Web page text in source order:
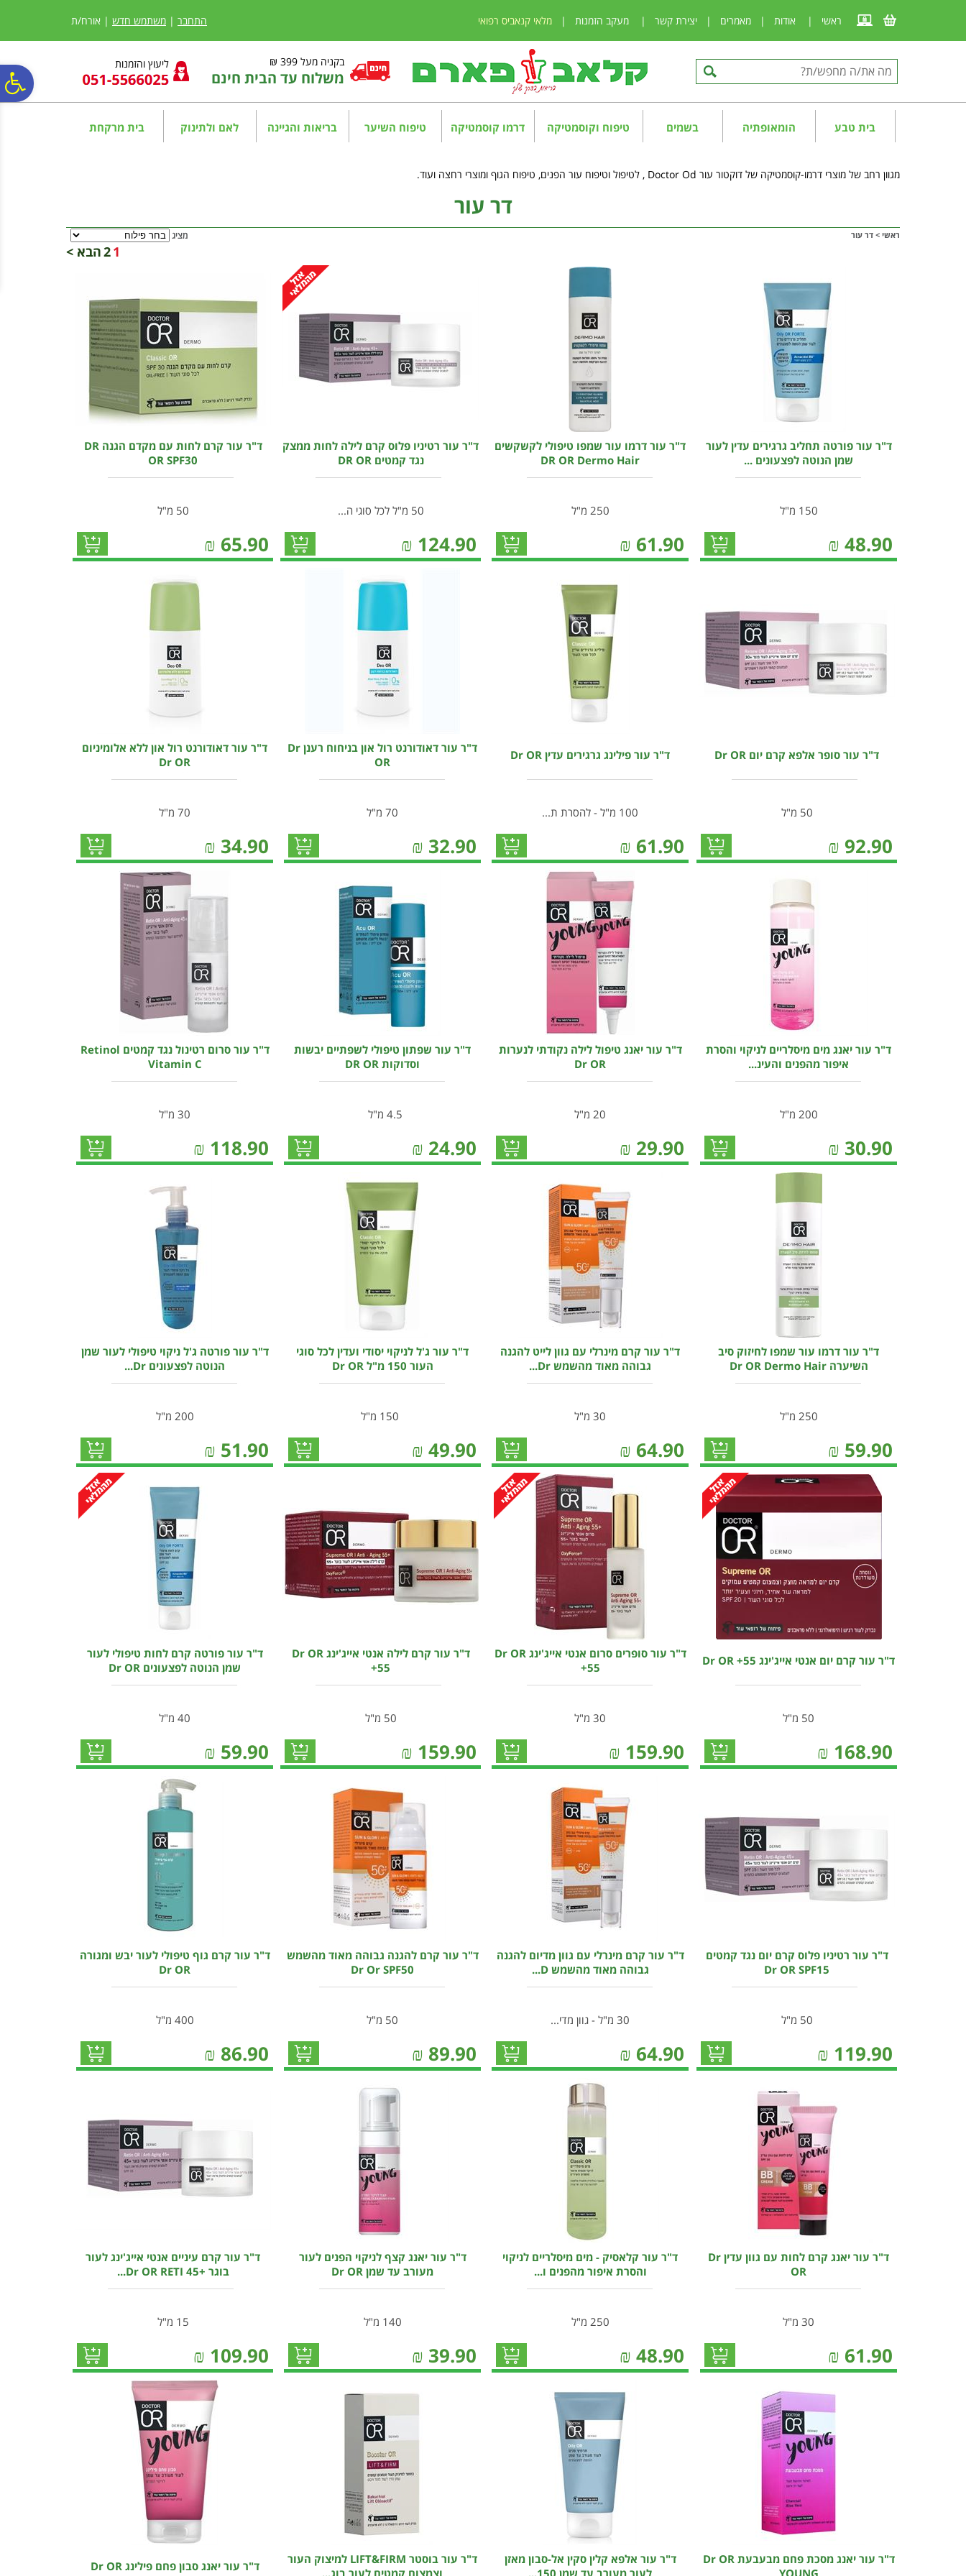
נגישות
אתר
המרכזי
ראשי | אודות | מאמרים | יצירת קשר | מעקב הזמנות | מלאי קנאביס רפואי התחבר | משתמש חדש | אורח/ת
בקניה מעל 399 ₪
משלוח עד הבית חינם
ליעוץ והזמנות
בית טבע הומאופתיה בשמים טיפוח וקוסמטיקה דרמו קוסמטיקה טיפוח השיער בריאות והגיינה לאם ולתינוק בית מרקחת
מגוון רחב של מוצרי דרמו-קוסמטיקה של דוקטור עור Doctor Od , לטיפול וטיפוח עור הפנים, טיפוח הגוף ומוצרי רחצה ועוד.
דר עור
ראשי > דר עור מציג
1
2הבא >
ד"ר עור פורטה תחליב גרגירים עדין לעור
שמן הנוטה לפצעונים ...
150 מ"ל
48.90
₪
ד"ר עור דרמו עור שמפו טיפולי לקשקשים
DR OR Dermo Hair
250 מ"ל
61.90
₪
ד"ר עור רטיניו פלוס קרם לילה לחות ממצק
נגד קמטים DR OR
50 מ"ל לכל סוגי ה...
124.90
₪
ד"ר עור קרם לחות עם מקדם הגנה DR
OR SPF30
50 מ"ל
65.90
₪
ד"ר עור סופר אלפא קרם יום Dr OR
50 מ"ל
92.90
₪
ד"ר עור פילינג גרגירים עדין Dr OR
100 מ"ל - להסרת ת...
61.90
₪
ד"ר עור דאודורנט רול און בניחוח רענן Dr
OR
70 מ"ל
32.90
₪
ד"ר עור דאודורנט רול און ללא אלומיניום
Dr OR
70 מ"ל
34.90
₪
ד"ר עור יאנג מים מיסלריים לניקוי והסרת
איפור מהפנים והעינ...
200 מ"ל
30.90
₪
ד"ר עור יאנג טיפול לילה נקודתי לנערות
Dr OR
20 מ"ל
29.90
₪
ד"ר עור שפתון טיפולי לשפתיים יבשות
וסדוקות DR OR
4.5 מ"ל
24.90
₪
ד"ר עור סרום רטינול נגד קמטים Retinol
Vitamin C
30 מ"ל
118.90
₪
ד"ר עור דרמו עור שמפו לחיזוק סיב
השיערה Dr OR Dermo Hair
250 מ"ל
59.90
₪
ד"ר עור קרם מינרלי עם גוון לייט להגנה
גבוהה מאוד מהשמש Dr...
30 מ"ל
64.90
₪
ד"ר עור ג'ל לניקוי יסודי ועדין לכל סוגי
העור 150 מ"ל Dr OR
49.90
₪
ד"ר עור פורטה ג'ל ניקוי טיפולי לעור שמן
הנוטה לפצעונים Dr...
200 מ"ל
51.90
₪
ד"ר עור קרם יום אנטי אייג'ינג Dr OR +55
50 מ"ל
168.90
₪
ד"ר עור סופרים סרום אנטי אייג'ינג Dr OR
+55
30 מ"ל
159.90
₪
ד"ר עור קרם לילה אנטי אייג'ינג Dr OR
+55
50 מ"ל
159.90
₪
ד"ר עור פורטה קרם לחות טיפולי לעור
שמן הנוטה לפצעונים Dr OR
40 מ"ל
59.90
₪
ד"ר עור רטיניו פלוס קרם יום נגד קמטים
Dr OR SPF15
50 מ"ל
119.90
₪
ד"ר עור קרם מינרלי עם גוון מדיום להגנה
גבוהה מאוד מהשמש D...
30 מ"ל - גוון מדי...
64.90
₪
ד"ר עור קרם להגנה גבוהה מאוד מהשמש
Dr Or SPF50
50 מ"ל
89.90
₪
ד"ר עור קרם גוף טיפולי לעור יבש ומגורה
Dr OR
400 מ"ל
86.90
₪
ד"ר עור יאנג קרם לחות עם גוון עדין Dr
OR
30 מ"ל
61.90
₪
ד"ר עור קלאסיק - מים מיסלריים לניקוי
והסרת איפור מהפנים ו...
250 מ"ל
48.90
₪
ד"ר עור יאנג קצף לניקוי הפנים לעור
מעורב עד שמן Dr OR
140 מ"ל
39.90
₪
ד"ר עור קרם עיניים אנטי אייג'ינג לעור
בוגר +45 Dr OR RETI...
15 מ"ל
109.90
₪
ד"ר עור יאנג מסכת פחם מבעבעת Dr OR
YOUNG
ד"ר עור אלפא קלין סקין אל-סבון מאזן
לעור מעורב עד שמן 150...
ד"ר עור בוסטר LIFT&FIRM למיצוק העור
וצמצום קמטים לעור בוג...
ד"ר עור יאנג סבון פחם פילינג Dr OR